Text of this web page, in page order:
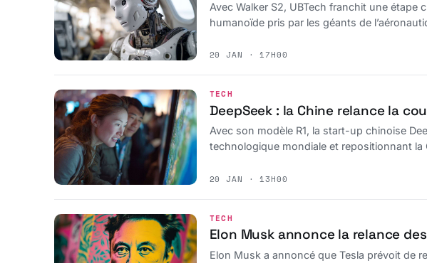
Avec Walker S2, UBTech franchit une
humanoïde pris par les géants de
20 JAN · 17H00
TECH
DeepSeek : la Chine relance la
Avec son modèle R1, la start-up chinoise
technologique mondiale et repositionnant la
20 JAN · 13H00
TECH
Elon Musk annonce la relance
Elon Musk a annoncé que Tesla prévoit de